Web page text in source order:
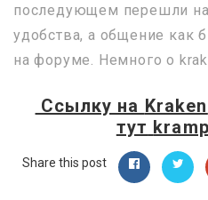
последующем перешли на
удобства, а общение как
на форуме. Немного o
Ссылку на Kraken
тут
Share this post